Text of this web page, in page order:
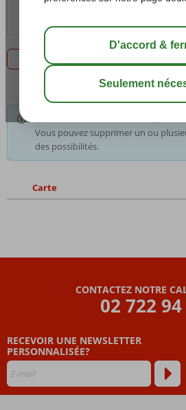
Pour les critères sélectionnés, nous
Vous pouvez supprimer un ou
des possibilités.
Carte
CONTACTEZ NOTRE
02 722
RECEVOIR UNE NEWSLETTER
PERSONNALISÉE?